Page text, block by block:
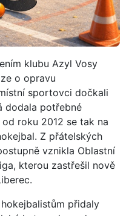
klubu Azyl Vosy
o opravu
sportovci dočkali
dodala potřebné
roku 2012 se tak na
Z přátelských
vznikla Oblastní
kterou zastřešil nově
přidaly